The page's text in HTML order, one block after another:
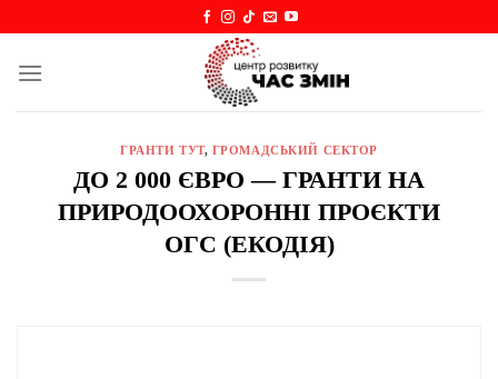
content
ГРАНТИ ТУТ, ГРОМАДСЬКИЙ СЕКТОР
ДО 2 000 ЄВРО — ГРАНТИ НА
ПРИРОДООХОРОННІ ПРОЄКТИ
ОГС (ЕКОДІЯ)